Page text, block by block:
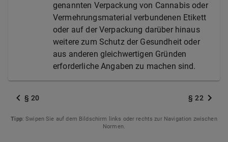
genannten Verpackung von Cannabis oder
Vermehrungsmaterial verbundenen Etikett
oder auf der Verpackung darüber hinaus
weitere zum Schutz der Gesundheit oder
aus anderen gleichwertigen Gründen
erforderliche Angaben zu machen sind.
§ 20 § 22
Tipp: Swipen Sie auf dem Bildschirm links oder rechts zur Navigation zwischen
Normen.